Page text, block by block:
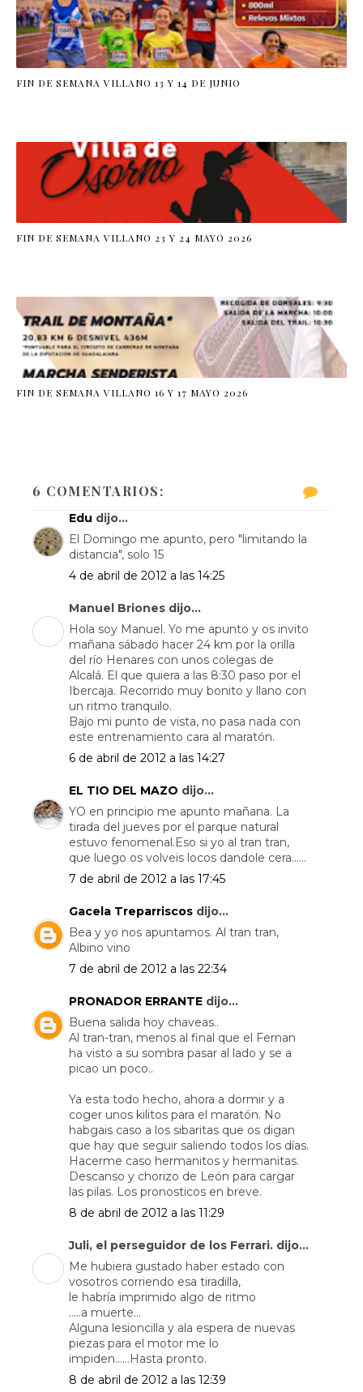
FIN DE SEMANA VILLANO 13 Y 14 DE JUNIO
FIN DE SEMANA VILLANO 23 Y 24 MAYO 2026
FIN DE SEMANA VILLANO 16 Y 17 MAYO 2026
6 COMENTARIOS:
Edu dijo...
El Domingo me apunto, pero "limitando la
distancia", solo 15
4 de abril de 2012 a las 14:25
Manuel Briones dijo...
Hola soy Manuel. Yo me apunto y os invito
mañana sábado hacer 24 km por la orilla
del río Henares con unos colegas de
Alcalá. El que quiera a las 8:30 paso por el
Ibercaja. Recorrido muy bonito y llano con
un ritmo tranquilo.
Bajo mi punto de vista, no pasa nada con
este entrenamiento cara al maratón.
6 de abril de 2012 a las 14:27
EL TIO DEL MAZO dijo...
YO en principio me apunto mañana. La
tirada del jueves por el parque natural
estuvo fenomenal.Eso si yo al tran tran,
que luego os volveis locos dandole cera......
7 de abril de 2012 a las 17:45
Gacela Treparriscos dijo...
Bea y yo nos apuntamos. Al tran tran,
Albino vino
7 de abril de 2012 a las 22:34
PRONADOR ERRANTE dijo...
Buena salida hoy chaveas..
Al tran-tran, menos al final que el Fernan
ha visto a su sombra pasar al lado y se a
picao un poco..
Ya esta todo hecho, ahora a dormir y a
coger unos kilitos para el maratón. No
habgais caso a los sibaritas que os digan
que hay que seguir saliendo todos los días.
Hacerme caso hermanitos y hermanitas.
Descanso y chorizo de León para cargar
las pilas. Los pronosticos en breve.
8 de abril de 2012 a las 11:29
Juli, el perseguidor de los Ferrari. dijo...
Me hubiera gustado haber estado con
vosotros corriendo esa tiradilla,
le habría imprimido algo de ritmo
.....a muerte...
Alguna lesioncilla y ala espera de nuevas
piezas para el motor me lo
impiden......Hasta pronto.
8 de abril de 2012 a las 12:39